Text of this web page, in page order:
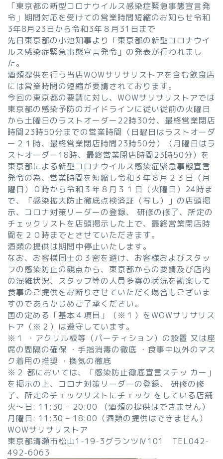
「東京都の新型コロナウイルス感染症緊急事態宣言発
令」期間対応を受けての営業時間短縮のお知らせ令和
3年8月23日から令和3年８月31日まで
先日東京都の小池知事より「東京都の新型コロナウイ
ルス感染症緊急事態宣言発令」の発表が行われまし
た。
酒類提供を行う当店WOWサリサリストアを含む飲食店
には営業時間の短縮が要請されております。
今回の東京都の要請に対し、WOWサリサリストアでは
東京都の感染予防のガイドラインに従い従前の火曜日
から土曜日のラストオーダー22時30分、最終営業閉店
時間23時50分までの営業時間（日曜日はラストオーダ
ー２１時、最終営業閉店時間23時50分）（月曜日はラ
ストオーダー18時、最終営業閉店時間23時50分）を
東京都による新型コロナウイルス感染症緊急事態宣言
発令の為、営業時間を短縮し令和３年８月２３日（月
曜日）０時から令和３年８月３１日（火曜日）24時ま
で、「感染拡大防止徹底点検済証（写し）」の店頭掲
示、コロナ対策リーダーの登録、 研修の修了、所定の
チェックリストを店頭掲示した上で、最終営業閉店時
間を２０時までとさせていただきます。
酒類の提供は期間中停止いたします。
なお、お客様同士の３密を避け、お客様およびスタッ
フの感染防止の観点から、東京都からの要請及び店内
の混雑状況、スタッフ等の人員多寡の状況を勘案して
食事のご提供をお断りさせていただく場合もございま
すのであらかじめご了承ください。
国の定める「基本４項目」（※１）をWOWサリサリス
トア（※２）は遵守しています。
※１ ・アクリル板等（パーティション）の設置 又は座
席の間隔の確保 ・手指消毒の徹底 ・食事中以外のマス
ク着用の推奨 ・換気の徹底
※２ 都においては、「感染防止徹底宣言ステッ カー」
を掲示の上、コロナ対策リーダーの登録、 研修の修
了、所定のチェックリストにチェック をしている店舗
火〜日: 11:30 – 20:00 （酒類の提供はできません）
月曜日: 11:30 – 18:00（酒類の提供はできません）
WOWサリサリストア
東京都清瀬市松山1-19-3グランツⅣ101 TEL042-
492-6063